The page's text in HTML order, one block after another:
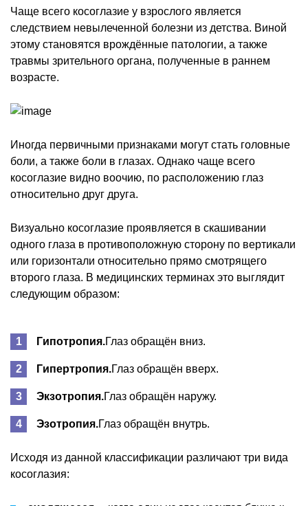
Чаще всего косоглазие у взрослого является
следствием невылеченной болезни из детства. Виной
этому становятся врождённые патологии, а также
травмы зрительного органа, полученные в раннем
возрасте.
Иногда первичными признаками могут стать головные
боли, а также боли в глазах. Однако чаще всего
косоглазие видно воочию, по расположению глаз
относительно друг друга.
Визуально косоглазие проявляется в скашивании
одного глаза в противоположную сторону по вертикали
или горизонтали относительно прямо смотрящего
второго глаза. В медицинских терминах это выглядит
следующим образом:
Гипотропия.Глаз обращён вниз.
Гипертропия.Глаз обращён вверх.
Экзотропия.Глаз обращён наружу.
Эзотропия.Глаз обращён внутрь.
Исходя из данной классификации различают три вида
косоглазия: